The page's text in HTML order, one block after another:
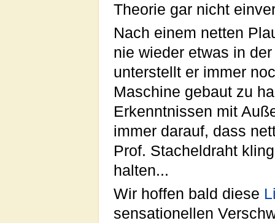
Theorie gar nicht
Nach einem netten
nie wieder etwas in
unterstellt er immer
Maschine gebaut zu
Erkenntnissen mit
immer darauf, dass
Prof. Stacheldraht
halten...
Wir hoffen bald diese
sensationellen